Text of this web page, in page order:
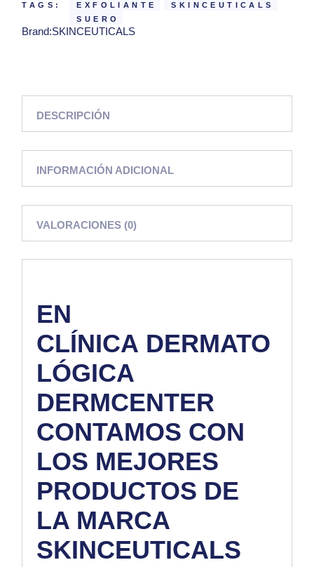
TAGS: EXFOLIANTE
SKINCEUTICALS
SUERO
Brand:SKINCEUTICALS
DESCRIPCIÓN
INFORMACIÓN ADICIONAL
VALORACIONES (0)
EN
CLÍNICA DERMATO
LÓGICA
DERMCENTER
CONTAMOS CON
LOS MEJORES
PRODUCTOS DE
LA MARCA
SKINCEUTICALS